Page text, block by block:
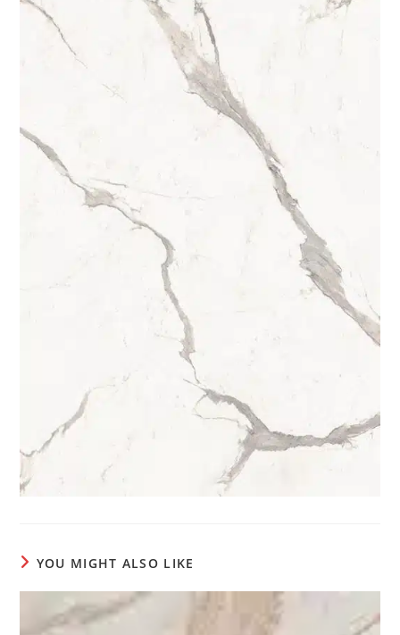
YOU MIGHT ALSO LIKE